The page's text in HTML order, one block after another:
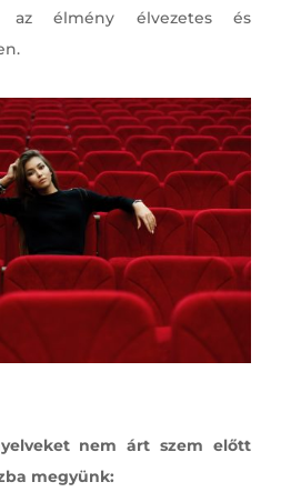
az élmény élvezetes és
nem árt szem előtt
megyünk: